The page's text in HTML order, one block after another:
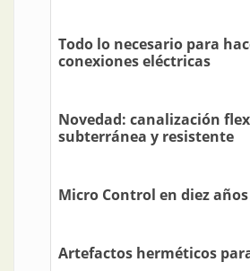
Todo lo necesario para
conexiones eléctricas
Novedad: canalización
subterránea y resistente
Micro Control en diez años
Artefactos herméticos